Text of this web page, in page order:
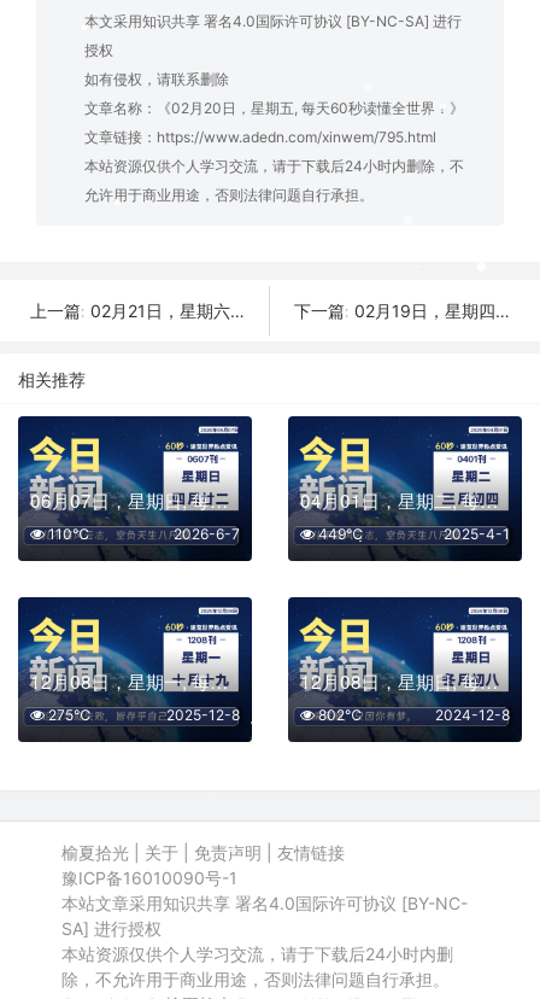
本文采用知识共享 署名4.0国际许可协议 [BY-NC-SA] 进行
授权
如有侵权，请联系删除
文章名称：《02月20日，星期五, 每天60秒读懂全世界！》
文章链接： https://www.adedn.com/xinwem/795.html
本站资源仅供个人学习交流，请于下载后24小时内删除，不
允许用于商业用途，否则法律问题自行承担。
上一篇: 02月21日，星期六, 每天60秒读懂全世界！ 下一篇: 02月19日，星期四, 每天60秒读懂全世界！
相关推荐
06月07日，星期日, 每天60秒读懂全世界！
2026-6-7
110℃
04月01日，星期二, 每天60秒读懂全世界！
2025-4-1
449℃
12月08日，星期一, 每天60秒读懂全世界！
2025-12-8
275℃
12月08日，星期日, 每天60秒读懂全世界！
2024-12-8
802℃
榆夏拾光| 关于| 免责声明
友情链接
豫ICP备16010090号-1
本站文章采用知识共享 署名4.0国际许可协议 [BY-NC-
SA] 进行授权
本站资源仅供个人学习交流，请于下载后24小时内删
除，不允许用于商业用途，否则法律问题自行承担。